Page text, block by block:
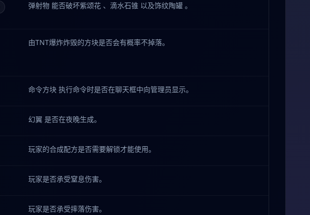
弹射物 能否破坏紫颂花 、滴水石锥 以及饰纹陶罐 。
由TNT爆炸炸毁的方块是否会有概率不掉落。
命令方块 执行命令时是否在聊天框中向管理员显示。
幻翼 是否在夜晚生成。
玩家的合成配方是否需要解锁才能使用。
玩家是否承受窒息伤害。
玩家是否承受摔落伤害。